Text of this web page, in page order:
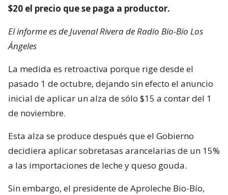
$20 el precio que se paga a productor.
El informe es de Juvenal Rivera de Radio Bío-Bío Los
Ángeles
La medida es retroactiva porque rige desde el
pasado 1 de octubre, dejando sin efecto el anuncio
inicial de aplicar un alza de sólo $15 a contar del 1
de noviembre.
Esta alza se produce después que el Gobierno
decidiera aplicar sobretasas arancelarias de un 15%
a las importaciones de leche y queso gouda.
Sin embargo, el presidente de Aproleche Bio-Bío,